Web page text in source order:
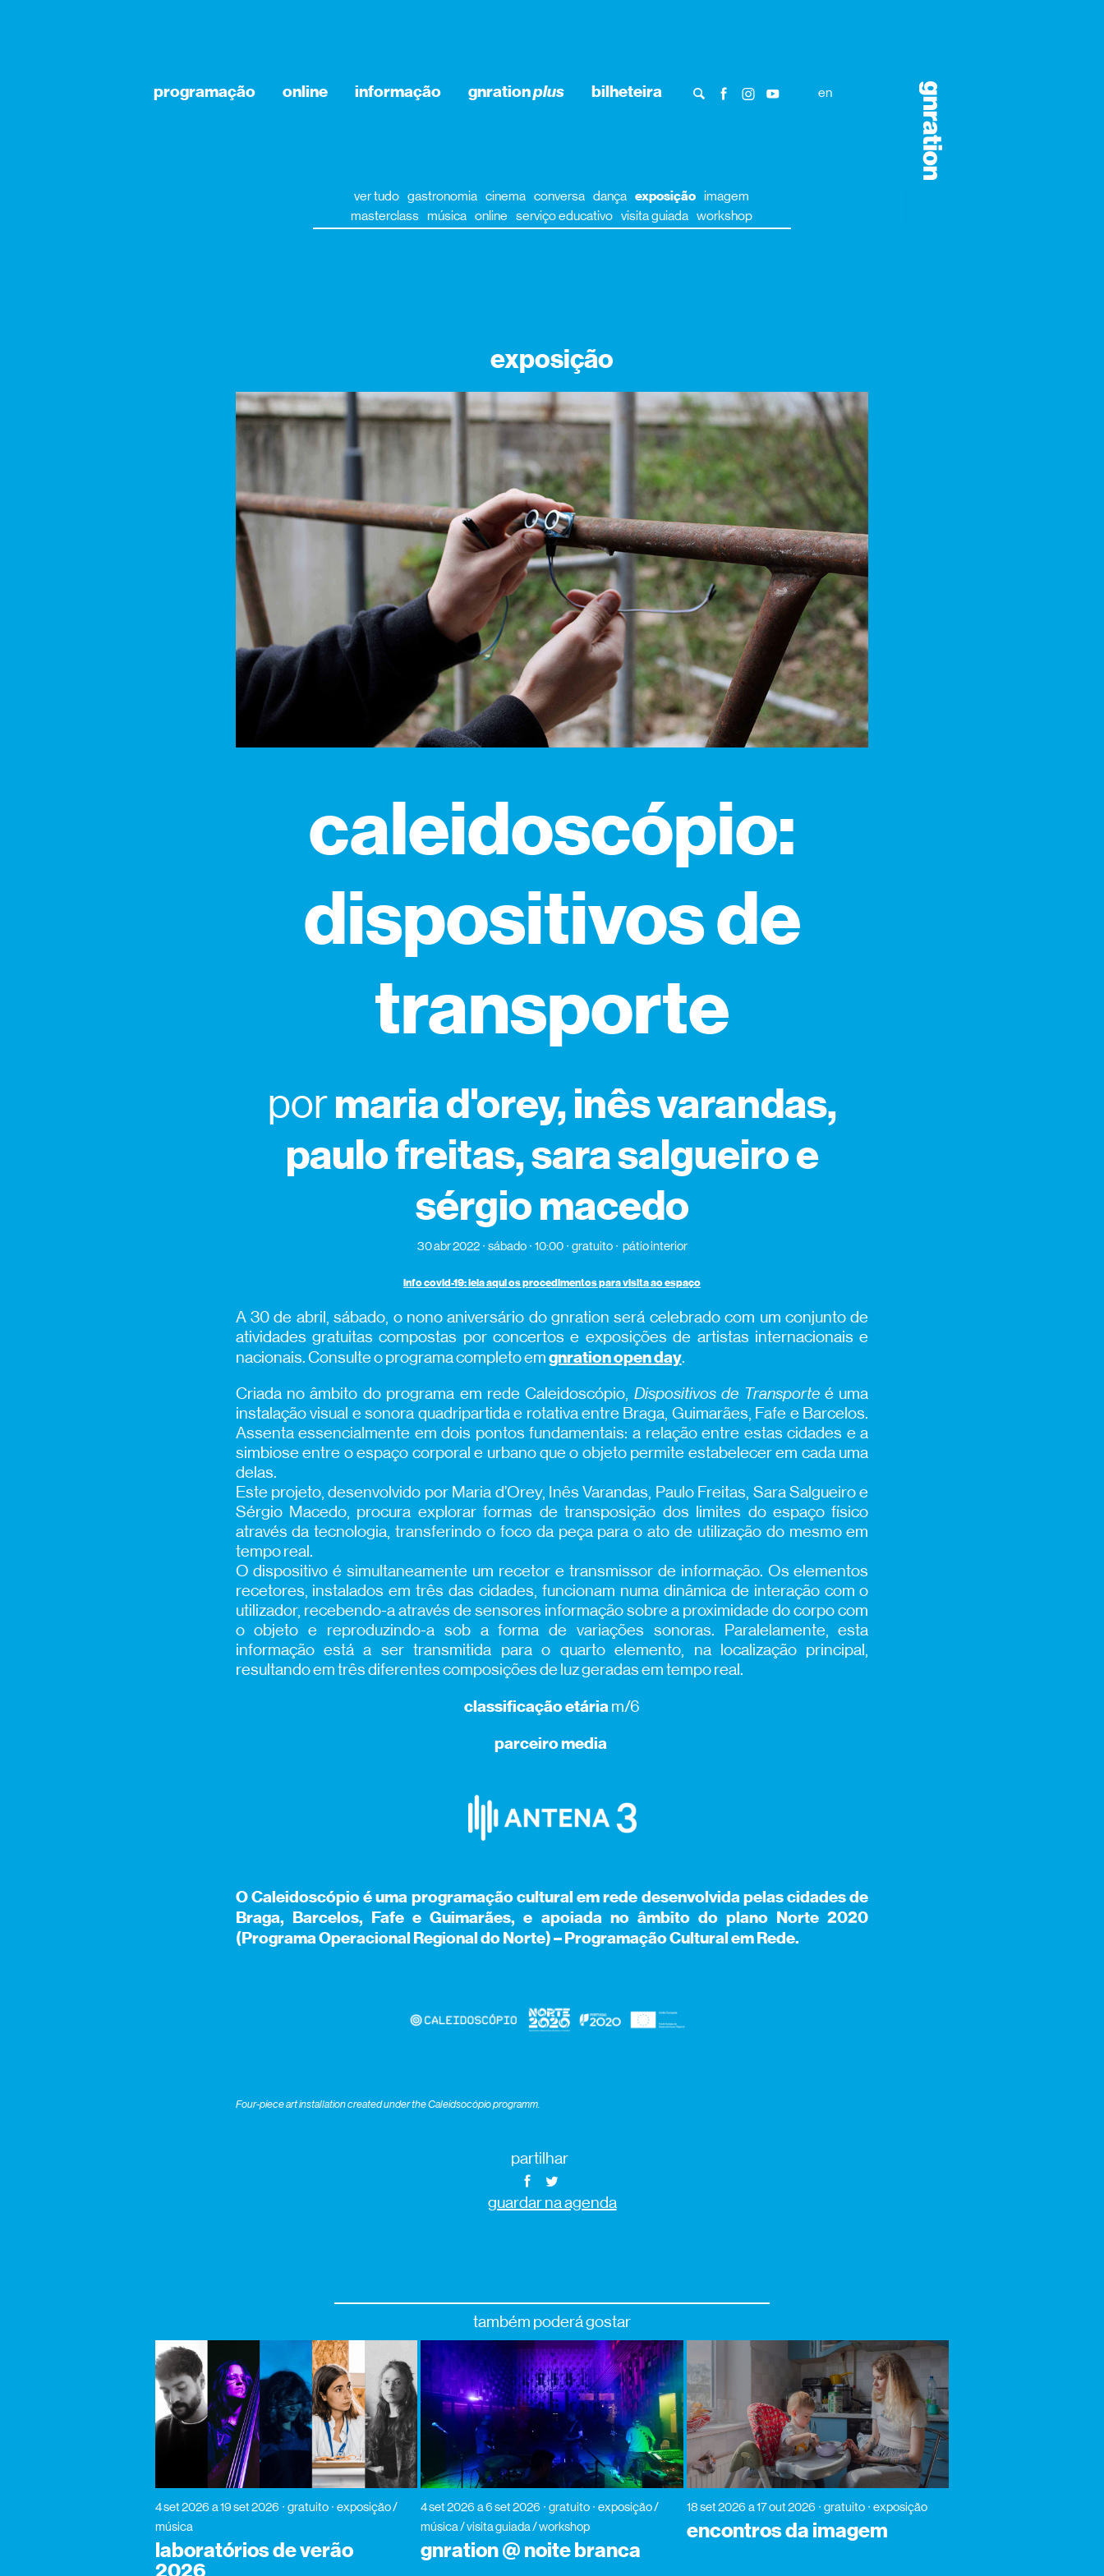
programação online informação gnrationplus bilheteira en
ver tudo gastronomia cinema conversa dança exposição imagem
masterclass música online serviço educativo visita guiada workshop
exposição
caleidoscópio:
dispositivos de
transporte
pormaria d'orey, inês varandas,
paulo freitas, sara salgueiro e
sérgio macedo
30 abr 2022 sábado 10:00 gratuito pátio interior
info covid-19: leia aqui os procedimentos para visita ao espaço
A 30 de abril, sábado, o nono aniversário do gnration será celebrado com um conjunto de
atividades gratuitas compostas por concertos e exposições de artistas internacionais e
nacionais. Consulte o programa completo emgnration open day.
Criada no âmbito do programa em rede Caleidoscópio, Dispositivos de Transporteé uma
instalação visual e sonora quadripartida e rotativa entre Braga, Guimarães, Fafe e Barcelos.
Assenta essencialmente em dois pontos fundamentais: a relação entre estas cidades e a
simbiose entre o espaço corporal e urbano que o objeto permite estabelecer em cada uma
delas.
Este projeto, desenvolvido por Maria d’Orey, Inês Varandas, Paulo Freitas, Sara Salgueiro e
Sérgio Macedo, procura explorar formas de transposição dos limites do espaço físico
através da tecnologia, transferindo o foco da peça para o ato de utilização do mesmo em
tempo real.
O dispositivo é simultaneamente um recetor e transmissor de informação. Os elementos
recetores, instalados em três das cidades, funcionam numa dinâmica de interação com o
utilizador, recebendo-a através de sensores informação sobre a proximidade do corpo com
o objeto e reproduzindo-a sob a forma de variações sonoras. Paralelamente, esta
informação está a ser transmitida para o quarto elemento, na localização principal,
resultando em três diferentes composições de luz geradas em tempo real.
classificação etáriam/6
parceiro media
O Caleidoscópio é uma programação cultural em rede desenvolvida pelas cidades de
Braga, Barcelos, Fafe e Guimarães, e apoiada no âmbito do plano Norte 2020
(Programa Operacional Regional do Norte) – Programação Cultural em Rede.
Four-piece art installation created under the Caleidsocópio programm.
partilhar
guardar na agenda
também poderá gostar
4 set 2026a 19 set 2026 gratuito
exposição /
música
laboratórios de verão
2026
4 set 2026 a 6 set 2026 gratuito
exposição /
música / visita guiada / workshop
gnration @ noite branca
18 set 2026 a 17 out 2026 gratuito exposição
encontros da imagem